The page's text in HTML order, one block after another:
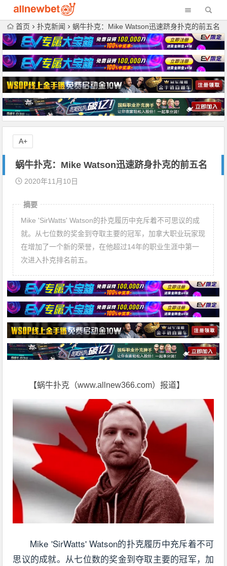
首页 扑克新闻 蜗牛扑克：Mike Watson迅速跻身扑克的前五名
蜗牛扑克：Mike Watson迅速跻身扑克的前五名
2020年11月10日
摘要
Mike 'SirWatts' Watson的扑克履历中充斥着不可思议的成
就。从七位数的奖金到夺取主要的冠军，加拿大职业玩家现
在增加了一个新的荣誉，在他超过14年的职业生涯中第一
次进入扑克排名前五。
【蜗牛扑克（www.allnew366.com）报道】
Mike 'SirWatts' Watson的扑克履历中充斥着不可
思议的成就。从七位数的奖金到夺取主要的冠军，加
A+